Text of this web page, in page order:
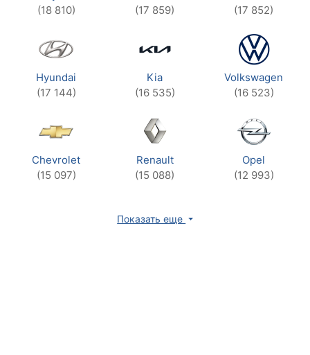
(18 810)
(17 859)
(17 852)
Hyundai
(17 144)
Kia
(16 535)
Volkswagen
(16 523)
Chevrolet
(15 097)
Renault
(15 088)
Opel
(12 993)
Показать еще